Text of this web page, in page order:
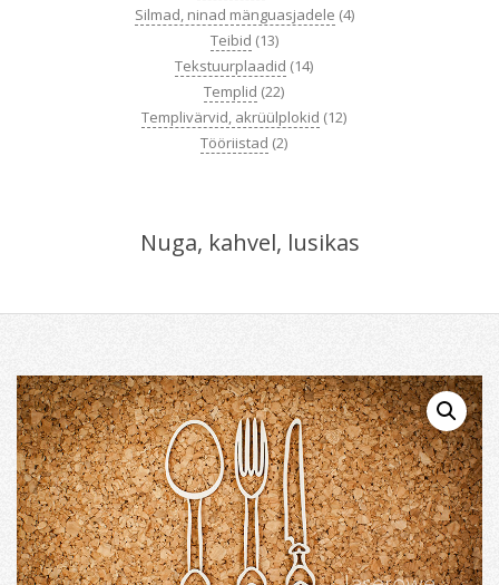
Silmad, ninad mänguasjadele (4)
Teibid (13)
Tekstuurplaadid (14)
Templid (22)
Templivärvid, akrüülplokid (12)
Tööriistad (2)
Nuga, kahvel, lusikas